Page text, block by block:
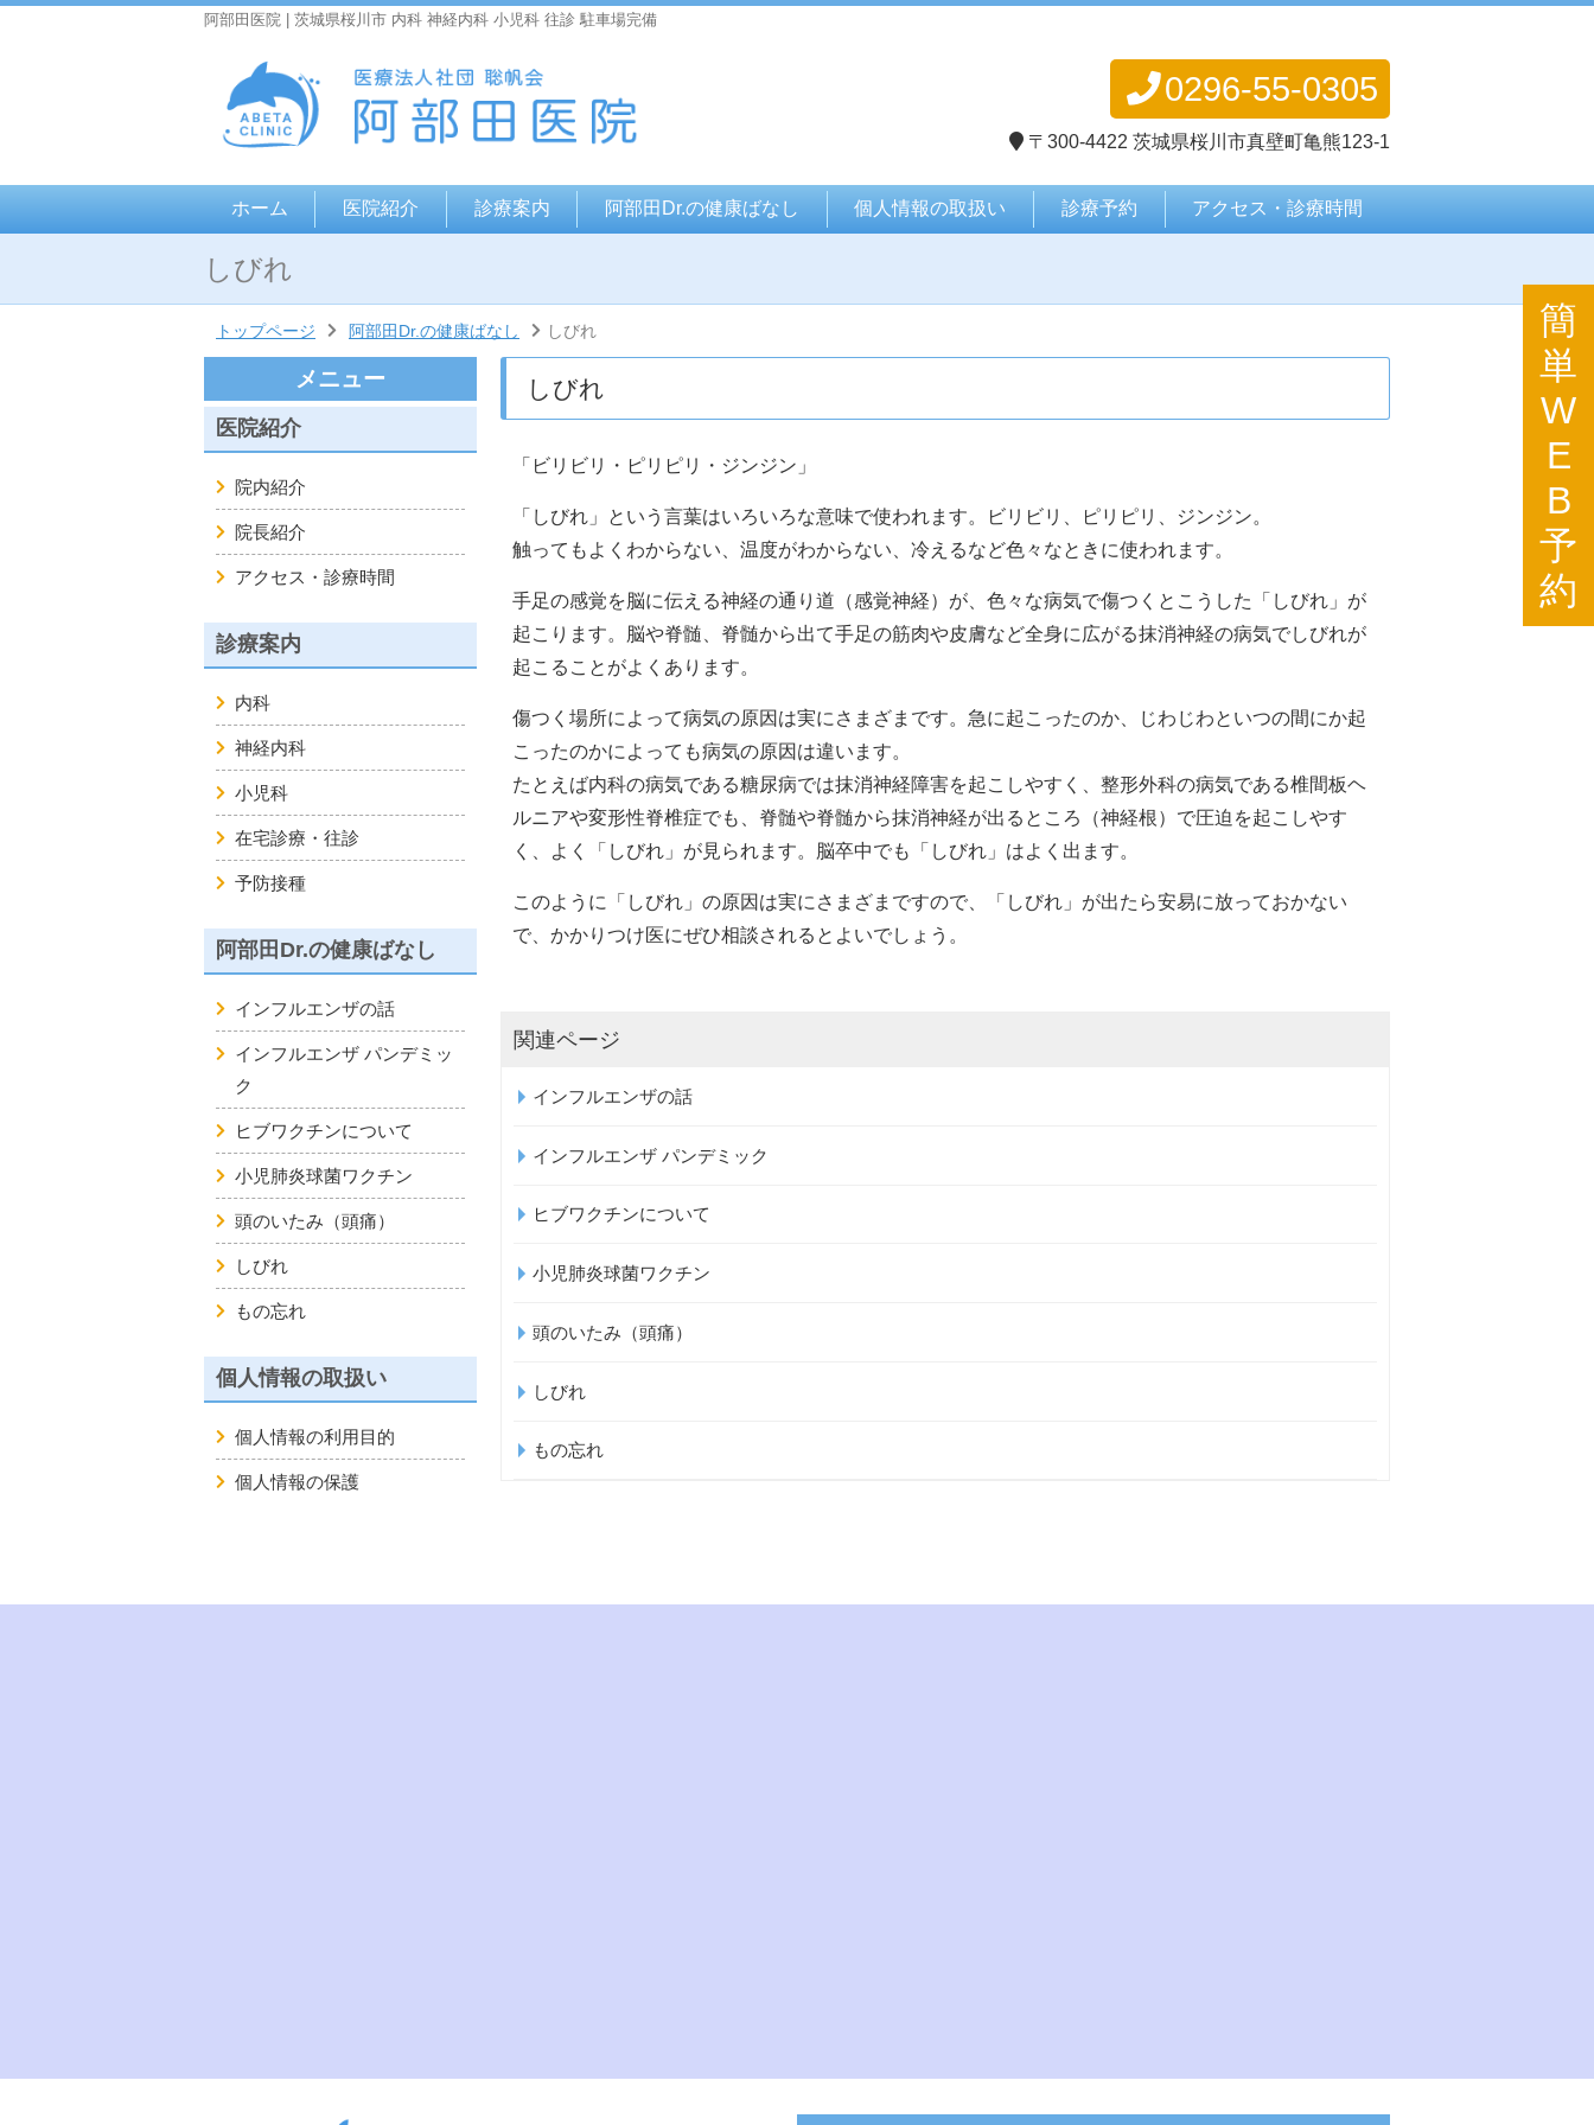
阿部田医院 | 茨城県桜川市 内科 神経内科 小児科 往診 駐車場完備
0296-55-0305
〒300-4422 茨城県桜川市真壁町亀熊123-1
ホーム 医院紹介 診療案内 阿部田Dr.の健康ばなし 個人情報の取扱い 診療予約 アクセス・診療時間
簡
単
W
E
B
予
約
しびれ
トップページ 阿部田Dr.の健康ばなし しびれ
メニュー
医院紹介
院内紹介
院長紹介
アクセス・診療時間
診療案内
内科
神経内科
小児科
在宅診療・往診
予防接種
阿部田Dr.の健康ばなし
インフルエンザの話
インフルエンザ パンデミッ
ク
ヒブワクチンについて
小児肺炎球菌ワクチン
頭のいたみ（頭痛）
しびれ
もの忘れ
個人情報の取扱い
個人情報の利用目的
個人情報の保護
しびれ
「ビリビリ・ピリピリ・ジンジン」
「しびれ」という言葉はいろいろな意味で使われます。ビリビリ、ピリピリ、ジンジン。
触ってもよくわからない、温度がわからない、冷えるなど色々なときに使われます。
手足の感覚を脳に伝える神経の通り道（感覚神経）が、色々な病気で傷つくとこうした「しびれ」が
起こります。脳や脊髄、脊髄から出て手足の筋肉や皮膚など全身に広がる抹消神経の病気でしびれが
起こることがよくあります。
傷つく場所によって病気の原因は実にさまざまです。急に起こったのか、じわじわといつの間にか起
こったのかによっても病気の原因は違います。
たとえば内科の病気である糖尿病では抹消神経障害を起こしやすく、整形外科の病気である椎間板ヘ
ルニアや変形性脊椎症でも、脊髄や脊髄から抹消神経が出るところ（神経根）で圧迫を起こしやす
く、よく「しびれ」が見られます。脳卒中でも「しびれ」はよく出ます。
このように「しびれ」の原因は実にさまざまですので、「しびれ」が出たら安易に放っておかない
で、かかりつけ医にぜひ相談されるとよいでしょう。
関連ページ
インフルエンザの話
インフルエンザ パンデミック
ヒブワクチンについて
小児肺炎球菌ワクチン
頭のいたみ（頭痛）
しびれ
もの忘れ